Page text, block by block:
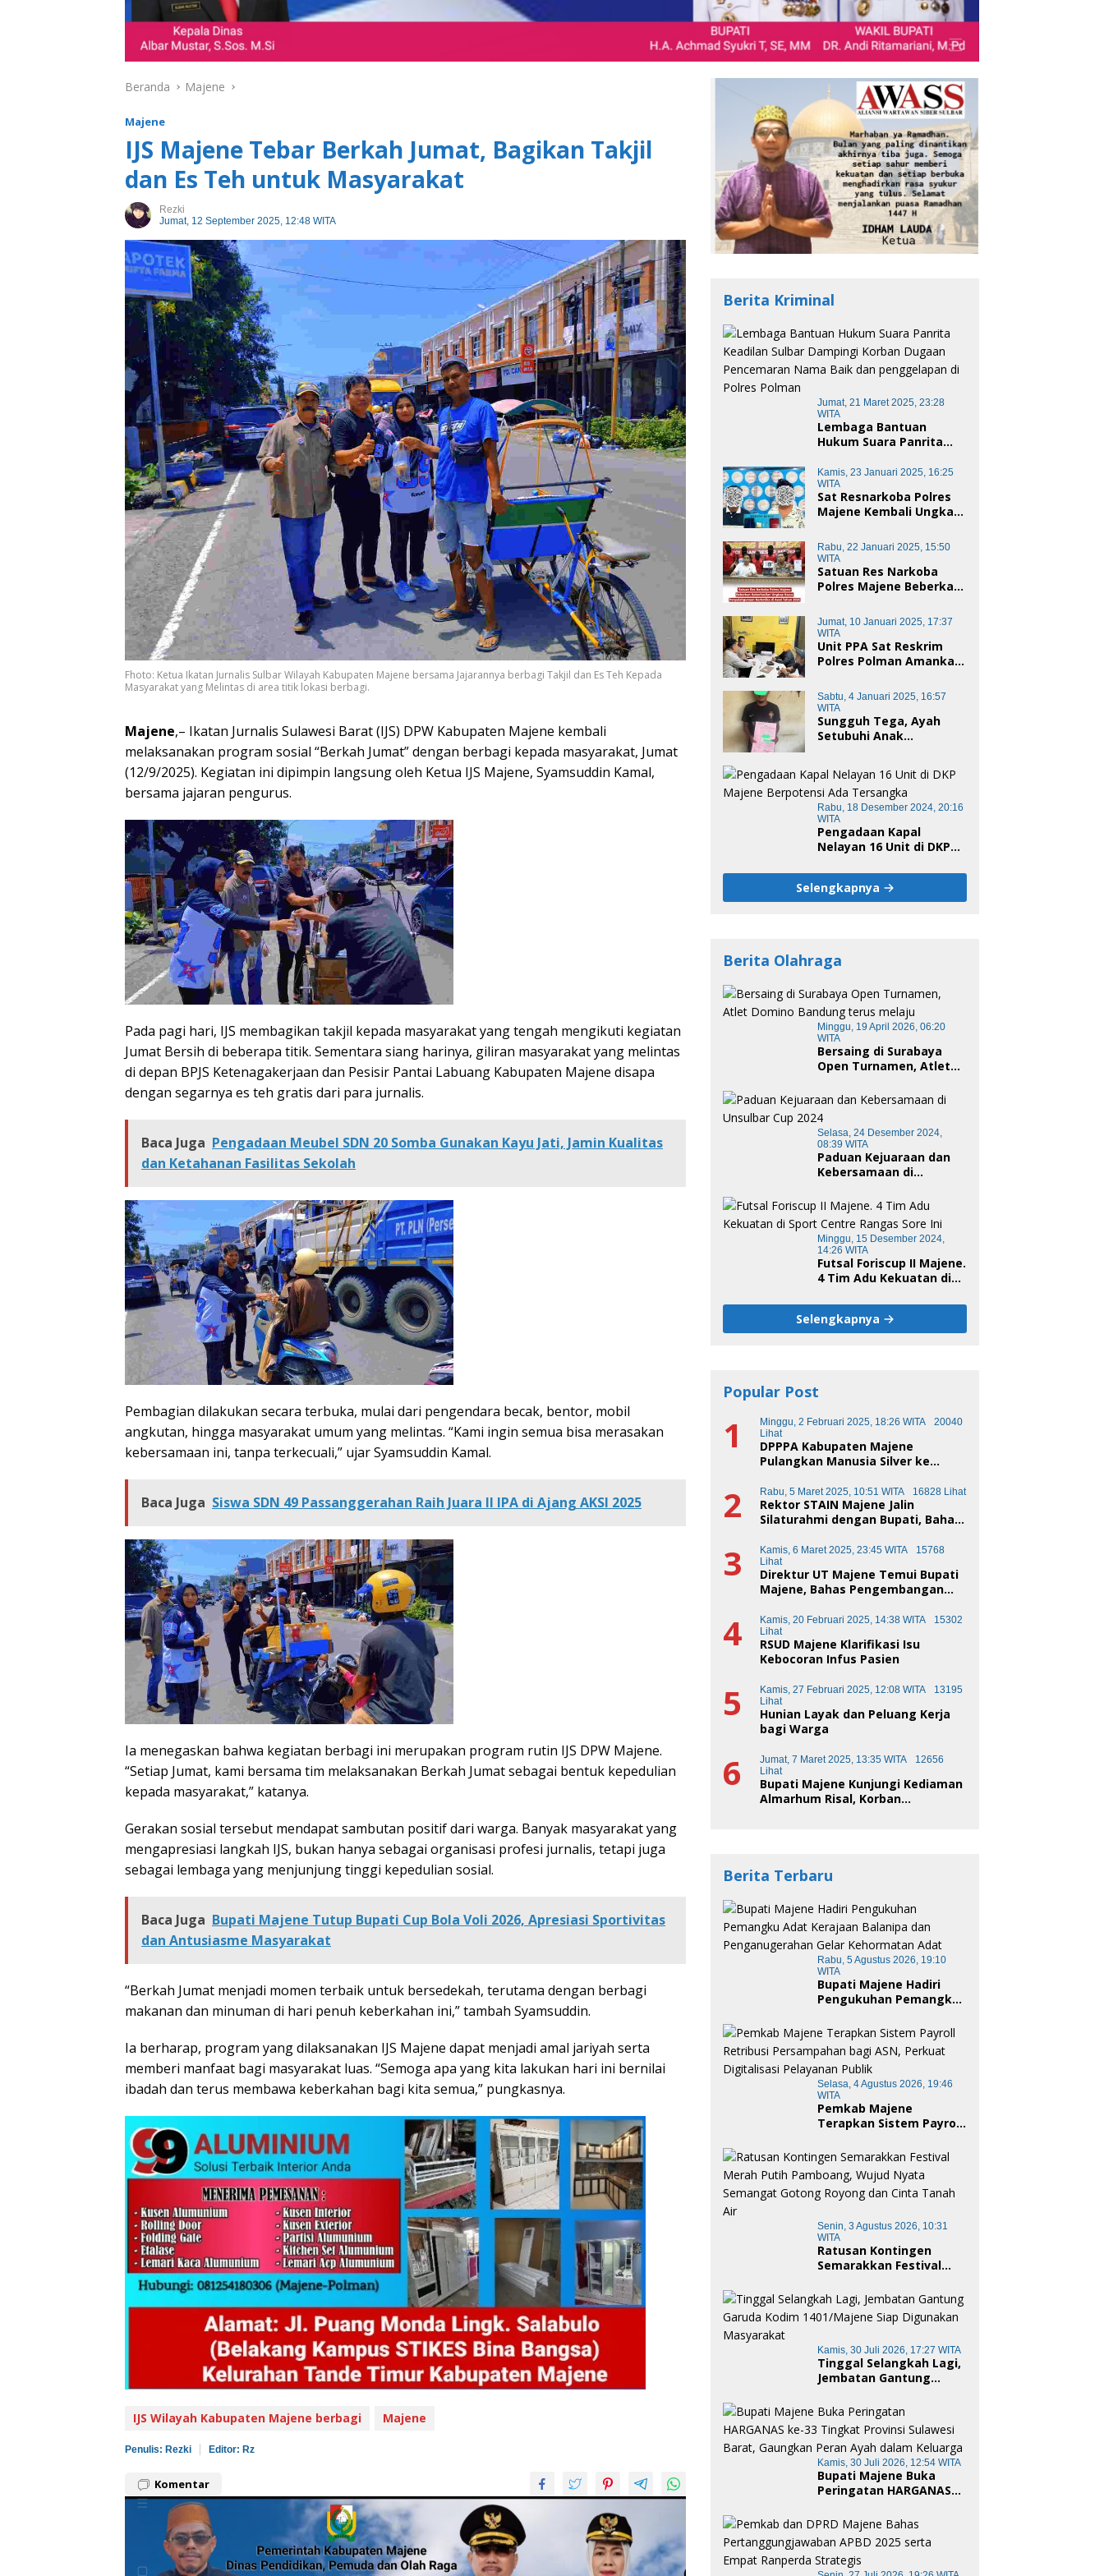
Beranda Majene
Majene
IJS Majene Tebar Berkah Jumat, Bagikan Takjil
dan Es Teh untuk Masyarakat
Rezki
Jumat, 12 September 2025, 12:48 WITA
Fhoto: Ketua Ikatan Jurnalis Sulbar Wilayah Kabupaten Majene bersama Jajarannya berbagi Takjil dan Es Teh Kepada
Masyarakat yang Melintas di area titik lokasi berbagi.
Majene,– Ikatan Jurnalis Sulawesi Barat (IJS) DPW Kabupaten Majene kembali
melaksanakan program sosial “Berkah Jumat” dengan berbagi kepada masyarakat, Jumat
(12/9/2025). Kegiatan ini dipimpin langsung oleh Ketua IJS Majene, Syamsuddin Kamal,
bersama jajaran pengurus.
Pada pagi hari, IJS membagikan takjil kepada masyarakat yang tengah mengikuti kegiatan
Jumat Bersih di beberapa titik. Sementara siang harinya, giliran masyarakat yang melintas
di depan BPJS Ketenagakerjaan dan Pesisir Pantai Labuang Kabupaten Majene disapa
dengan segarnya es teh gratis dari para jurnalis.
Baca Juga Pengadaan Meubel SDN 20 Somba Gunakan Kayu Jati, Jamin Kualitas
dan Ketahanan Fasilitas Sekolah
Pembagian dilakukan secara terbuka, mulai dari pengendara becak, bentor, mobil
angkutan, hingga masyarakat umum yang melintas. “Kami ingin semua bisa merasakan
kebersamaan ini, tanpa terkecuali,” ujar Syamsuddin Kamal.
Baca Juga Siswa SDN 49 Passanggerahan Raih Juara II IPA di Ajang AKSI 2025
Ia menegaskan bahwa kegiatan berbagi ini merupakan program rutin IJS DPW Majene.
“Setiap Jumat, kami bersama tim melaksanakan Berkah Jumat sebagai bentuk kepedulian
kepada masyarakat,” katanya.
Gerakan sosial tersebut mendapat sambutan positif dari warga. Banyak masyarakat yang
mengapresiasi langkah IJS, bukan hanya sebagai organisasi profesi jurnalis, tetapi juga
sebagai lembaga yang menjunjung tinggi kepedulian sosial.
Baca Juga Bupati Majene Tutup Bupati Cup Bola Voli 2026, Apresiasi Sportivitas
dan Antusiasme Masyarakat
“Berkah Jumat menjadi momen terbaik untuk bersedekah, terutama dengan berbagi
makanan dan minuman di hari penuh keberkahan ini,” tambah Syamsuddin.
Ia berharap, program yang dilaksanakan IJS Majene dapat menjadi amal jariyah serta
memberi manfaat bagi masyarakat luas. “Semoga apa yang kita lakukan hari ini bernilai
ibadah dan terus membawa keberkahan bagi kita semua,” pungkasnya.
IJS Wilayah Kabupaten Majene berbagi Majene
Penulis: Rezki Editor: Rz
Komentar
Berita Kriminal
Jumat, 21 Maret 2025, 23:28
WITA
Lembaga Bantuan
Hukum Suara Panrita
Dampingi Korban
Dugaan Pencemaran
Nama Baik dan
penggelapan di Polres
Kamis, 23 Januari 2025, 16:25
WITA
Sat Resnarkoba Polres
Majene Kembali Ungkap
Narkoba Jenis Sabu, Dua
Pelaku Diamankan
Rabu, 22 Januari 2025, 15:50
WITA
Satuan Res Narkoba
Polres Majene Beberkan
Kasus Penyalahgunaan
Narkotika di Awal Tahun
2025
Jumat, 10 Januari 2025, 17:37
WITA
Unit PPA Sat Reskrim
Polres Polman Amankan
Pencabulan Anak di
Bawah Umur
Sabtu, 4 Januari 2025, 16:57
WITA
Sungguh Tega, Ayah
Setubuhi Anak
Rabu, 18 Desember 2024, 20:16
WITA
Pengadaan Kapal
Nelayan 16 Unit di DKP
Tersangka
Selengkapnya
Berita Olahraga
Minggu, 19 April 2026, 06:20
WITA
Bersaing di Surabaya
Open Turnamen, Atlet
melaju
Selasa, 24 Desember 2024,
08:39 WITA
Paduan Kejuaraan dan
Kebersamaan di
Minggu, 15 Desember 2024,
14:26 WITA
Futsal Foriscup II Majene.
4 Tim Adu Kekuatan di
Sore Ini
Selengkapnya
Popular Post
1 Minggu, 2 Februari 2025, 18:26 WITA
20040
Lihat
DPPPA Kabupaten Majene
Pulangkan Manusia Silver ke
2 Rabu, 5 Maret 2025, 10:51 WITA 16828 Lihat
Rektor STAIN Majene Jalin
Silaturahmi dengan Bupati, Bahas
3 Kamis, 6 Maret 2025, 23:45 WITA
15768
Lihat
Direktur UT Majene Temui Bupati
Majene, Bahas Pengembangan
4 Kamis, 20 Februari 2025, 14:38 WITA
15302
Lihat
RSUD Majene Klarifikasi Isu
Kebocoran Infus Pasien
5 Kamis, 27 Februari 2025, 12:08 WITA
13195
Lihat
Hunian Layak dan Peluang Kerja
bagi Warga
6 Jumat, 7 Maret 2025, 13:35 WITA
12656
Lihat
Bupati Majene Kunjungi Kediaman
Almarhum Risal, Korban
Berita Terbaru
Rabu, 5 Agustus 2026, 19:10
WITA
Bupati Majene Hadiri
Pengukuhan Pemangku
dan Penganugerahan
Gelar Kehormatan Adat
Selasa, 4 Agustus 2026, 19:46
WITA
Pemkab Majene
Terapkan Sistem Payroll
bagi ASN, Perkuat
Digitalisasi Pelayanan
Publik
Senin, 3 Agustus 2026, 10:31
WITA
Ratusan Kontingen
Semarakkan Festival
Wujud Nyata Semangat
Gotong Royong dan
Cinta Tanah Air
Kamis, 30 Juli 2026, 17:27 WITA
Tinggal Selangkah Lagi,
Jembatan Gantung
1401/Majene Siap
Digunakan Masyarakat
Kamis, 30 Juli 2026, 12:54 WITA
Bupati Majene Buka
Peringatan HARGANAS
Sulawesi Barat,
Gaungkan Peran Ayah
dalam Keluarga